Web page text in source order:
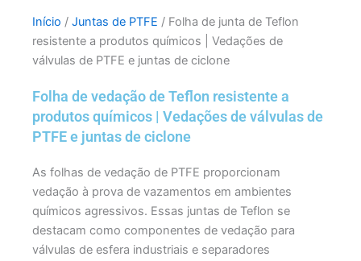
Início / Juntas de PTFE / Folha de junta de Teflon
resistente a produtos químicos | Vedações de
válvulas de PTFE e juntas de ciclone
Folha de vedação de Teflon resistente a
produtos químicos | Vedações de válvulas de
PTFE e juntas de ciclone
As folhas de vedação de PTFE proporcionam
vedação à prova de vazamentos em ambientes
químicos agressivos. Essas juntas de Teflon se
destacam como componentes de vedação para
válvulas de esfera industriais e separadores